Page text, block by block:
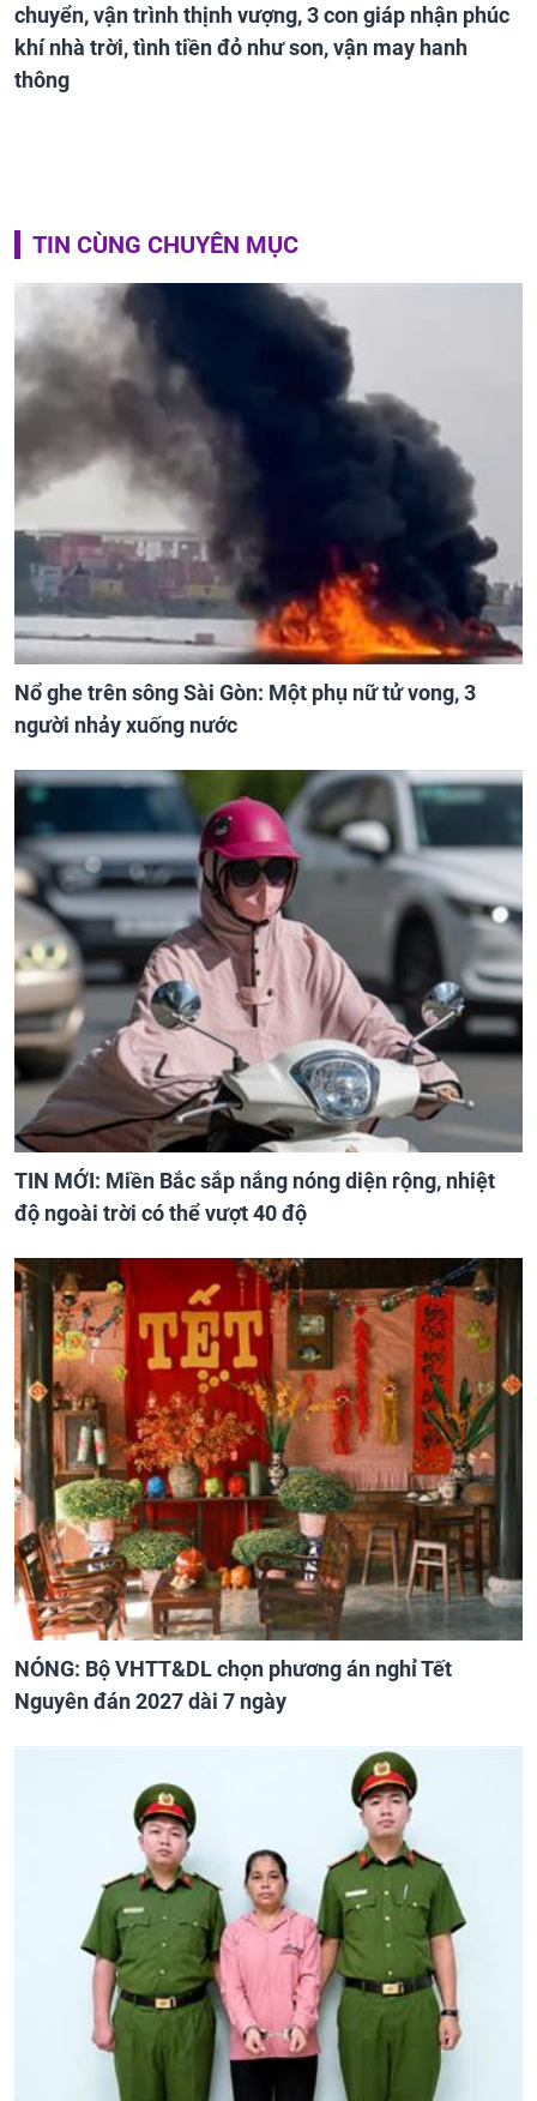
chuyển, vận trình thịnh vượng, 3 con giáp nhận phúc
khí nhà trời, tình tiền đỏ như son, vận may hanh
thông
TIN CÙNG CHUYÊN MỤC
Nổ ghe trên sông Sài Gòn: Một phụ nữ tử vong, 3
người nhảy xuống nước
TIN MỚI: Miền Bắc sắp nắng nóng diện rộng, nhiệt
độ ngoài trời có thể vượt 40 độ
NÓNG: Bộ VHTT&DL chọn phương án nghỉ Tết
Nguyên đán 2027 dài 7 ngày